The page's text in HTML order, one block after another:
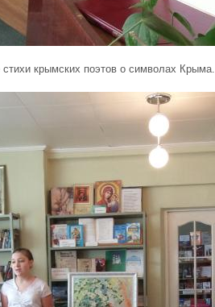
крымских поэтов о символах Крыма.